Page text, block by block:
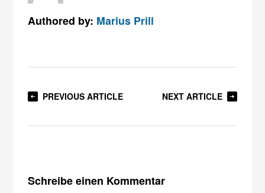
Authored by: Marius Prill
PREVIOUS ARTICLE NEXT ARTICLE
Schreibe einen Kommentar